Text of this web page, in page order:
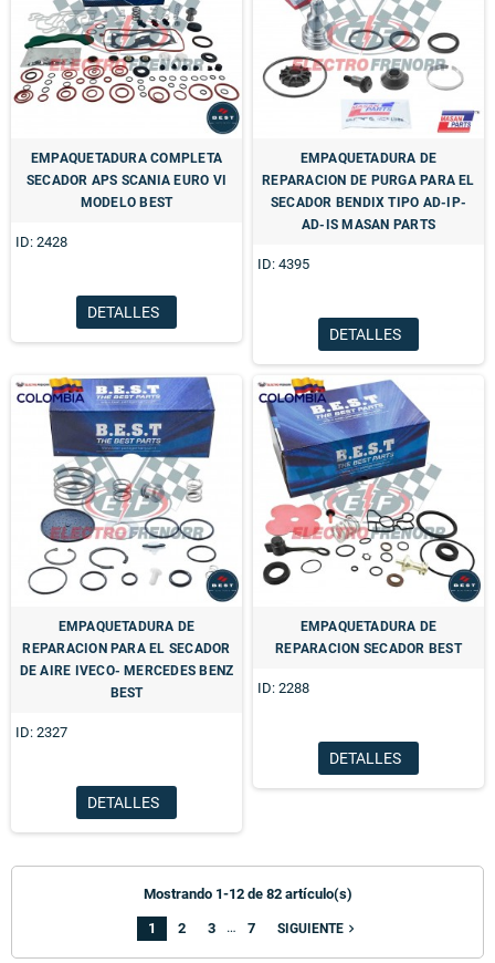
EMPAQUETADURA COMPLETA
SECADOR APS SCANIA EURO VI
MODELO BEST
ID: 2428
DETALLES
EMPAQUETADURA DE
REPARACION DE PURGA PARA EL
SECADOR BENDIX TIPO AD-IP-
AD-IS MASAN PARTS
ID: 4395
DETALLES
EMPAQUETADURA DE
REPARACION PARA EL SECADOR
DE AIRE IVECO- MERCEDES BENZ
BEST
ID: 2327
DETALLES
EMPAQUETADURA DE
REPARACION SECADOR BEST
ID: 2288
DETALLES
Mostrando 1-12 de 82 artículo(s)
1 2 3 … 7 SIGUIENTEnavigate_next